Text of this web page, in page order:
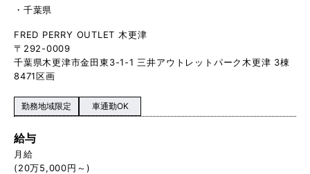
千葉県
FRED PERRY OUTLET 木更津
〒292-0009
千葉県木更津市金田東3-1-1 三井アウトレットパーク木更津 3棟
8471区画
勤務地域限定 車通勤OK
給与
月給
(20万5,000円～)